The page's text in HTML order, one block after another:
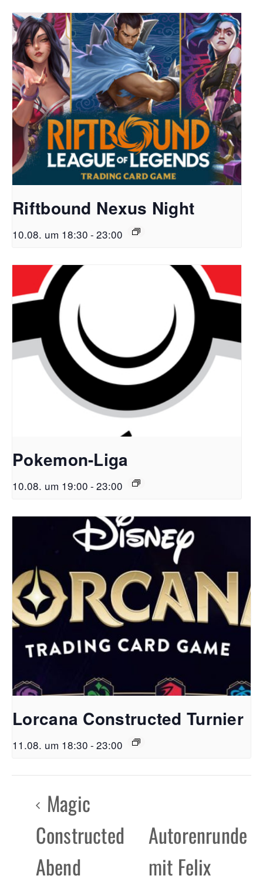
Riftbound Nexus Night
10.08. um 18:30 - 23:00
Pokemon-Liga
10.08. um 19:00 - 23:00
Lorcana Constructed Turnier
11.08. um 18:30 - 23:00
Magic
Constructed
Abend
Autorenrunde
mit Felix